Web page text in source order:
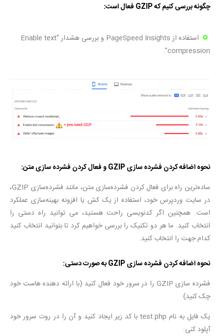
چگونه بررسی کنیم کهGZIP فعال است:
استفاده از PageSpeed Insights و بررسی هشدار “Enable text
compression”.
نحوه اضافه کردن فشرده سازی GZIPو فعال کردن فشرده سازی متن:
ساده‌ترین راه برای فعال کردن فشرده‌سازی متن، مانند فشرده‌سازی GZIP،
در سایت وردپرس خود، استفاده از یک کش یا افزونه بهینه‌سازی عملکرد
است. همچنین اگر کدنویسی راحت هستید، می توانید راه دستی را
انتخاب کنید. ما هر دو تکنیک را بررسی خواهیم کرد تا بتوانید انتخاب کنید
کدام جهت را انتخاب کنید.
نحوه اضافه کردن فشرده سازی GZIPبه صورت دستی:
فشرده سازی GZIP را در سرور خود فعال کنید (با ارائه دهنده هاست خود
چک کنید)
یک فایل به نام test.php با کد زیر ایجاد کنید و آن را در روت سرور خود
آپلود کنی: